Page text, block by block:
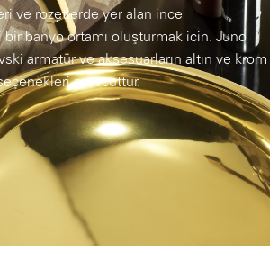
ve rozetlerde yer alan ince
bir banyo ortamı oluşturmak icin. Juno
armatür ve aksesuarların altın ve krom
mevcuttur.